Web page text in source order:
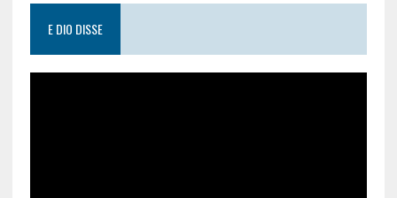
E DIO DISSE